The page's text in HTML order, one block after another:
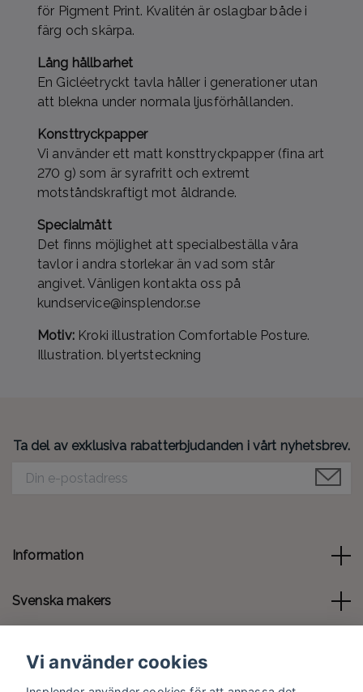
för Pigment Print. Kvalitén är oslagbar både i
färg och skärpa.
Lång hållbarhet
En Gicléetryckt tavla håller i generationer utan
att blekna under normala ljusförhållanden.
Konsttryckpapper
Vi använder ett matt konsttryckpapper (fina art
270 g) som är syrafritt och extremt
motståndskraftigt mot åldrande.
Specialmått
Det finns möjlighet att specialbeställa våra
tavlor i andra storlekar än vad som står
angivet. Vänligen kontakta oss på
kundservice@insplendor.se
Motiv: Kroki illustration Comfortable Posture.
Illustration. blyertsteckning
Ta del av exklusiva rabatterbjudanden i vårt nyhetsbrev.
Information
Svenska makers
Vi använder cookies